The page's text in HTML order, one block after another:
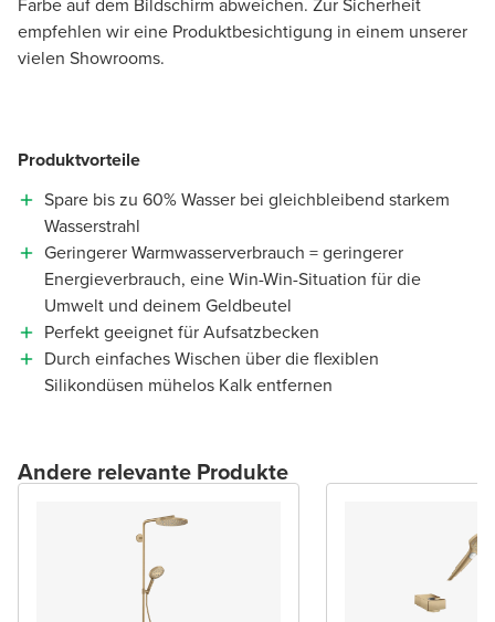
empfehlen wir eine Produktbesichtigung in einem unserer
vielen Showrooms.
Produktvorteile
Spare bis zu 60% Wasser bei gleichbleibend starkem
Wasserstrahl
Geringerer Warmwasserverbrauch = geringerer
Energieverbrauch, eine Win-Win-Situation für die
Umwelt und deinem Geldbeutel
Perfekt geeignet für Aufsatzbecken
Durch einfaches Wischen über die flexiblen
Silikondüsen mühelos Kalk entfernen
Andere relevante Produkte